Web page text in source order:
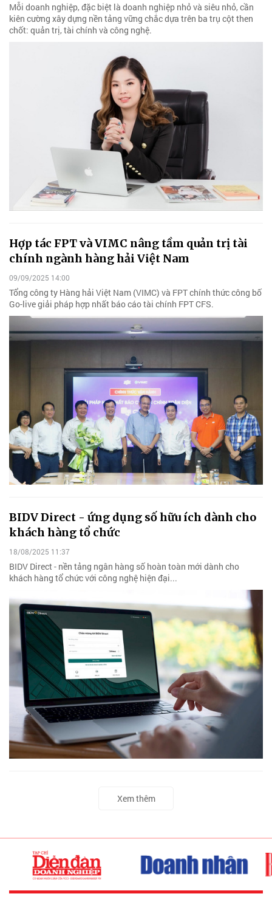
Mỗi doanh nghiệp, đặc biệt là doanh nghiệp nhỏ và siêu nhỏ, cần
kiên cường xây dựng nền tảng vững chắc dựa trên ba trụ cột then
chốt: quản trị, tài chính và công nghệ.
Hợp tác FPT và VIMC nâng tầm quản trị tài
chính ngành hàng hải Việt Nam
09/09/2025 14:00
Tổng công ty Hàng hải Việt Nam (VIMC) và FPT chính thức công bố
Go-live giải pháp hợp nhất báo cáo tài chính FPT CFS.
BIDV Direct - ứng dụng số hữu ích dành cho
khách hàng tổ chức
18/08/2025 11:37
BIDV Direct - nền tảng ngân hàng số hoàn toàn mới dành cho
khách hàng tổ chức với công nghệ hiện đại...
Xem thêm